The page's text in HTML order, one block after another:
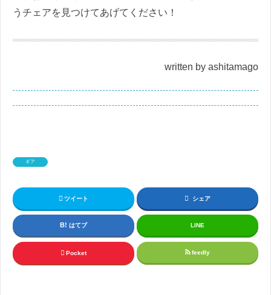
うチェアを見つけてあげてください！
written by ashitamago
ギア
ツイート シェア
はてブ LINE
Pocket feedly